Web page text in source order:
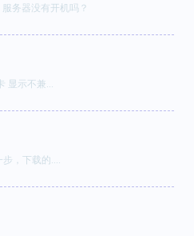
务器没有开机吗？
显示不兼...
，下载的....